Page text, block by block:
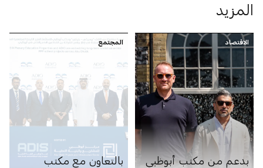
المزيد
الاقتصاد
بدعم من مكتب أبوظبي
المجتمع
بالتعاون مع مكتب